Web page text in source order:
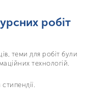
робіт
теми для робіт були
технологій.